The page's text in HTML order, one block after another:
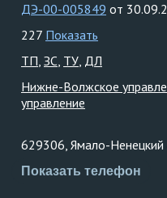
ДЭ-00-005849 от
227 Показать
ТП ЗС ТУ ДЛ
Нижне-Волжское
управление
629306, Ямало-Ненецкий
Показать телефон